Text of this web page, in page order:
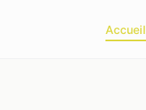
Accueil